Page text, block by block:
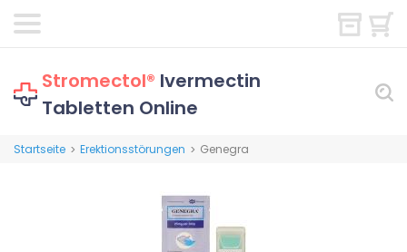
Stromectol® Ivermectin
Tabletten Online
Startseite > Erektionsstörungen > Genegra